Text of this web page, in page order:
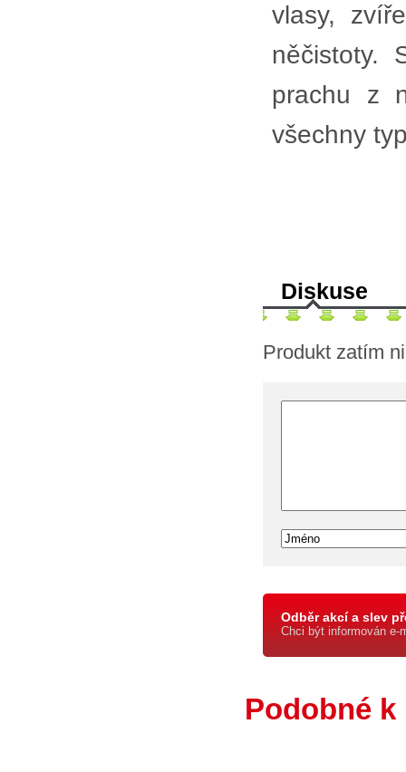
vlasy,
něčistoty.
prachu z
všechny
Diskuse
Produkt zatím
Odběr akcí a slev
Chci být informován e-
Podobné